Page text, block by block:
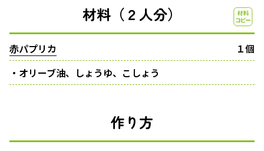
材料（２人分）
赤パプリカ
１個
・オリーブ油、しょうゆ、こしょう
作り方